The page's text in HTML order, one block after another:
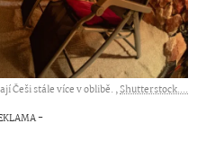
Češi stále více v oblibě. ,Shutterstock....